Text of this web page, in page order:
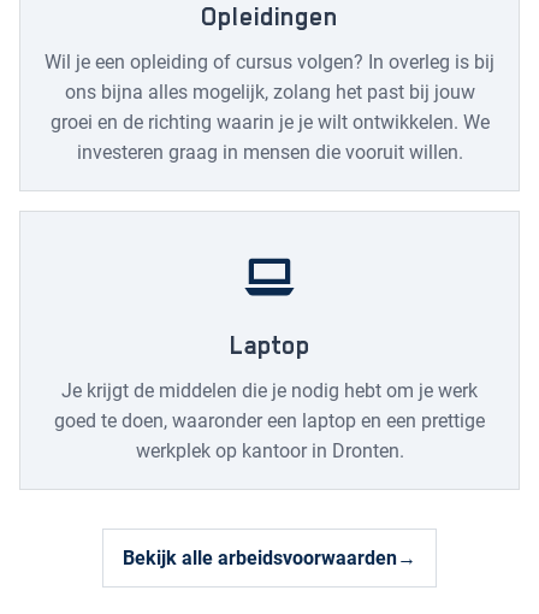
Opleidingen
Wil je een opleiding of cursus volgen? In overleg is bij
ons bijna alles mogelijk, zolang het past bij jouw
groei en de richting waarin je je wilt ontwikkelen. We
investeren graag in mensen die vooruit willen.
Laptop
Je krijgt de middelen die je nodig hebt om je werk
goed te doen, waaronder een laptop en een prettige
werkplek op kantoor in Dronten.
Bekijk alle arbeidsvoorwaarden→